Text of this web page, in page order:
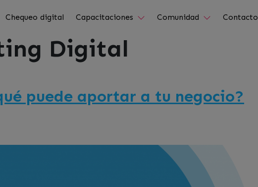
Chequeo digital Capacitaciones Comunidad Contacto
Digital
puede aportar a tu negocio?